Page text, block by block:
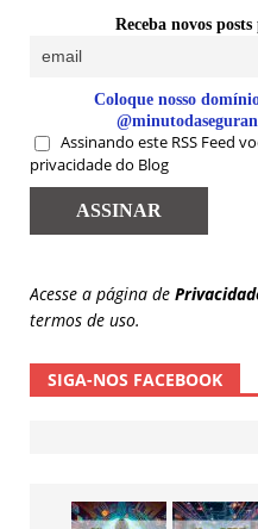
Receba novos
Coloque nosso
Assinando este RSS Feed
privacidade do Blog
Acesse a página de
termos de uso.
SIGA-NOS FACEBOOK